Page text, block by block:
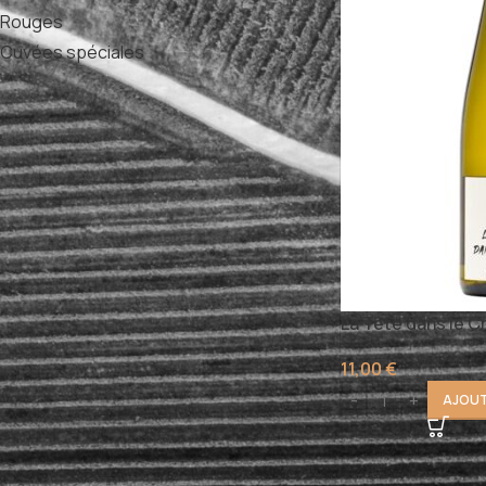
Rouges 3
Cuvées spéciales 4
TYPE DE VINS
Vin sec
(1)
ACCORDS METS/VINS
Apéritif Asperges
Barbecue
Buffets Froids
Cuisine Exotique
Cuisine Italienne
Cuisines Modernes Ou Exotiques
Dessert
Entrées
Foie Gras Fondue Au Fromage
La Tête dans le
11,00€